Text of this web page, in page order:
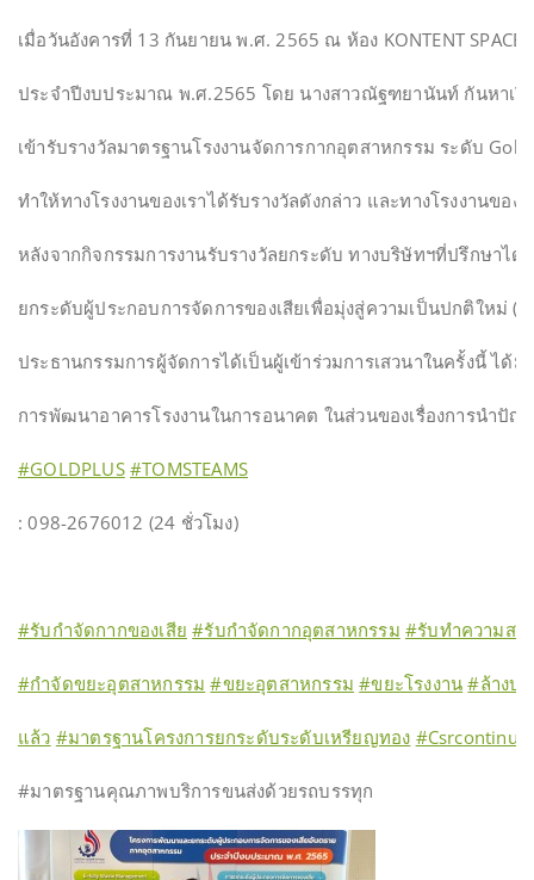
เมื่อวันอังคารที่ 13 กันยายน พ.ศ. 2565 ณ ห้อง KONTENT
ประจำปีงบประมาณ พ.ศ.2565 โดย นางสาวณัฐฑยานันท์ กันหาเวี
เข้ารับรางวัลมาตรฐานโรงงานจัดการกากอุตสาหกรรม ระดับ
ทำให้ทางโรงงานของเราได้รับรางวัลดังกล่าว และทางโรงงานข
หลังจากกิจกรรมการงานรับรางวัลยกระดับ ทางบริษัทฯที่ปรึกษาไ
ยกระดับผู้ประกอบการจัดการของเสียเพื่อมุ่งสู่ความเป็นปกติใหม่
ประธานกรรมการผู้จัดการได้เป็นผู้เข้าร่วมการเสวนาในครั้งนี้ ได้
การพัฒนาอาคารโรงงานในการอนาคต ในส่วนของเรื่องการนำปั
#GOLDPLUS #TOMSTEAMS
: 098-2676012 (24 ชั่วโมง)
#รับกำจัดกากของเสีย #รับกำจัดกากอุตสาหกรรม #รับทำความสะ
#กำจัดขยะอุตสาหกรรม #ขยะอุตสาหกรรม #ขยะโรงงาน #ล้างบ่
แล้ว #มาตรฐานโครงการยกระดับระดับเหรียญทอง
#มาตรฐานคุณภาพบริการขนส่งด้วยรถบรรทุก